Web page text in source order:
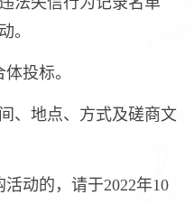
。
投标。
地点、方式及磋商文
动的，请于2022年10